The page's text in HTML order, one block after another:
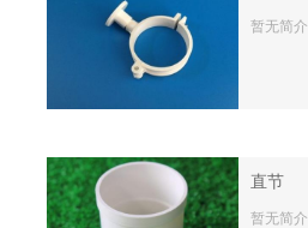
暂无简介
直节
暂无简介